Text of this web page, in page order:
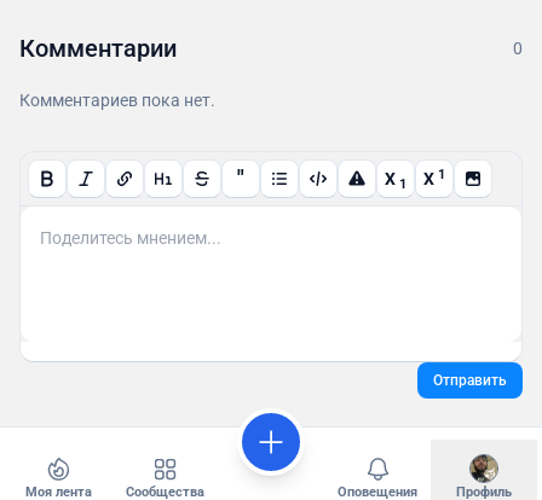
Комментарии 0
Комментариев пока нет.
" X 1 X 1
Отправить
Моя лента Сообщества Оповещения Профиль